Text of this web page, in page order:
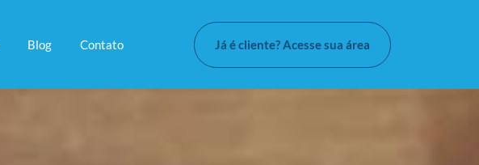
Blog Contato Já é cliente? Acesse sua área